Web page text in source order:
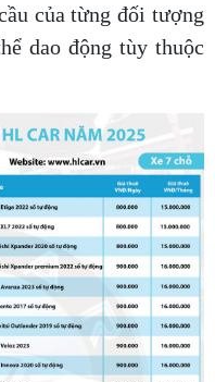
của từng đối tượng
dao động tùy thuộc